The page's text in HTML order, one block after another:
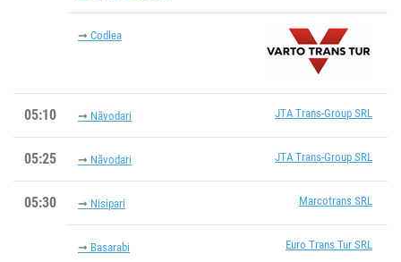
Codlea
05:10 JTA Trans-Group SRL
Năvodari
05:25 JTA Trans-Group SRL
Năvodari
05:30 Marcotrans SRL
Nisipari
Euro Trans Tur SRL
Basarabi